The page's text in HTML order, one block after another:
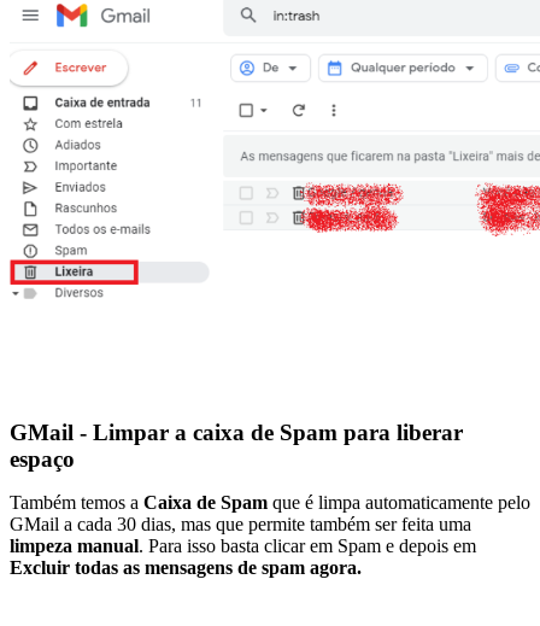
GMail - Limpar a caixa de Spam para liberar
espaço
Também temos a Caixa de Spam que é limpa automaticamente pelo
GMail a cada 30 dias, mas que permite também ser feita uma
limpeza manual. Para isso basta clicar em Spam e depois em
Excluir todas as mensagens de spam agora.